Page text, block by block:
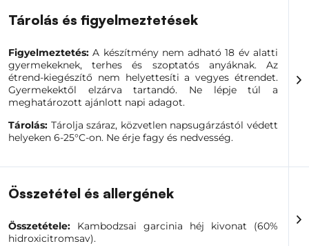
Tárolás és figyelmeztetések
Figyelmeztetés: A készítmény nem adható 18 év alatti
gyermekeknek, terhes és szoptatós anyáknak. Az
étrend-kiegészítő nem helyettesíti a vegyes étrendet.
Gyermekektől elzárva tartandó. Ne lépje túl a
meghatározott ajánlott napi adagot.
Tárolás: Tárolja száraz, közvetlen napsugárzástól védett
helyeken 6-25°C-on. Ne érje fagy és nedvesség.
Összetétel és allergének
Összetétele: Kambodzsai garcinia héj kivonat (60%
hidroxicitromsav).